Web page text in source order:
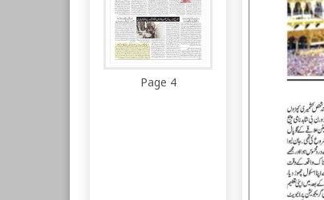
Page 4